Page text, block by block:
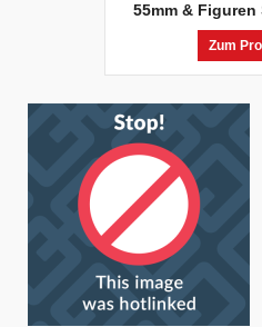
55mm & Figuren
Zum